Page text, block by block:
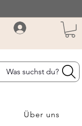
Was suchst du?
Über uns